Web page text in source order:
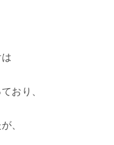
おり、
、